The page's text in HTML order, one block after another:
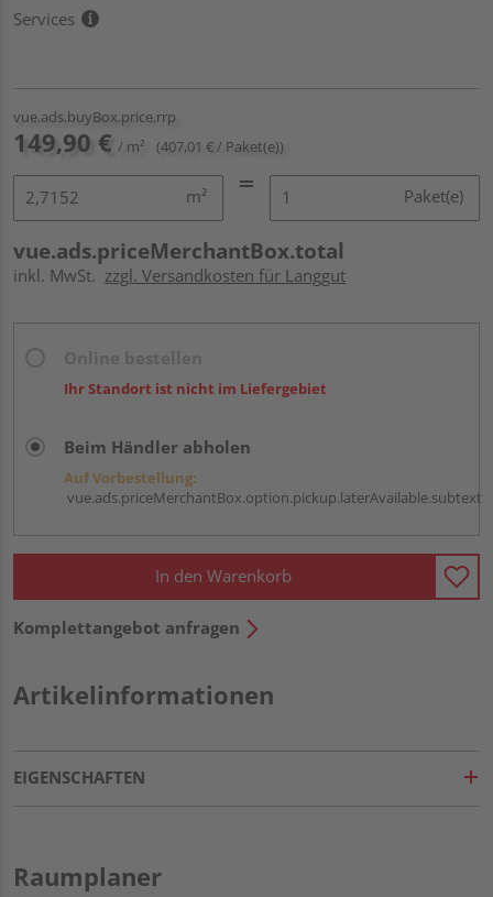
Services
vue.ads.buyBox.price.rrp
149,90 € / m² (407,01 € / Paket(e))
m² Paket(e)
vue.ads.priceMerchantBox.total
inkl. MwSt. zzgl. Versandkosten für Langgut
Ihr Standort ist nicht im Liefergebiet
Beim Händler abholen
Auf Vorbestellung:
vue.ads.priceMerchantBox.option.pickup.laterAvailable.subtext
In den Warenkorb
Komplettangebot anfragen
Artikelinformationen
EIGENSCHAFTEN
Raumplaner